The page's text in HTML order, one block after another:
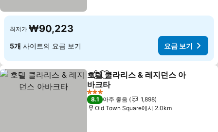
최저가 ₩90,223
5개 사이트의 요금 보기 요금 보기
공유 즐겨찾기에 추가
호텔 클라리스 & 레지던스 아
바크타
3 성급
8.1 아주 좋음
1,898
Old Town Square에서 2.0km